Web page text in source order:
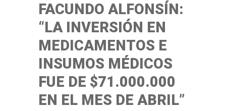
FACUNDO ALFONSÍN:
“LA INVERSIÓN EN
MEDICAMENTOS E
INSUMOS MÉDICOS
FUE DE $71.000.000
EN EL MES DE ABRIL”